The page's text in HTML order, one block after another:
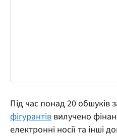
Під час понад 20 обшуків
фігурантів вилучено
електронні носії та інші